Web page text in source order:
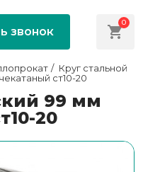
звонок
0
Круг стальной
ст10-20
99 мм
20